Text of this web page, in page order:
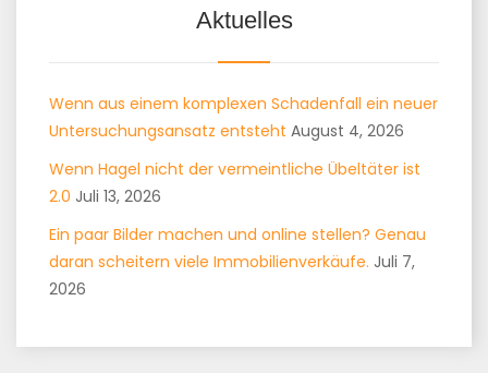
Aktuelles
Wenn aus einem komplexen Schadenfall ein neuer
Untersuchungsansatz entsteht August 4, 2026
Wenn Hagel nicht der vermeintliche Übeltäter ist
2.0 Juli 13, 2026
Ein paar Bilder machen und online stellen? Genau
daran scheitern viele Immobilienverkäufe. Juli 7,
2026